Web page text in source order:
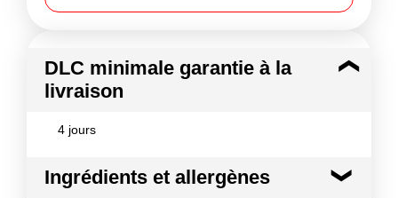
DLC minimale garantie à la
livraison
4 jours
Ingrédients et allergènes